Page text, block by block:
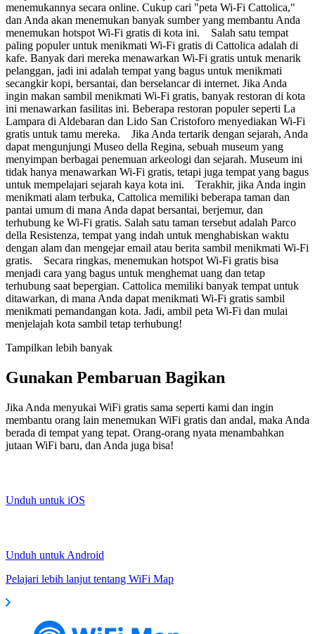
menemukannya secara online. Cukup cari "peta Wi-Fi Cattolica,"
dan Anda akan menemukan banyak sumber yang membantu Anda
menemukan hotspot Wi-Fi gratis di kota ini. Salah satu tempat
paling populer untuk menikmati Wi-Fi gratis di Cattolica adalah di
kafe. Banyak dari mereka menawarkan Wi-Fi gratis untuk menarik
pelanggan, jadi ini adalah tempat yang bagus untuk menikmati
secangkir kopi, bersantai, dan berselancar di internet. Jika Anda
ingin makan sambil menikmati Wi-Fi gratis, banyak restoran di kota
ini menawarkan fasilitas ini. Beberapa restoran populer seperti La
Lampara di Aldebaran dan Lido San Cristoforo menyediakan Wi-Fi
gratis untuk tamu mereka. Jika Anda tertarik dengan sejarah, Anda
dapat mengunjungi Museo della Regina, sebuah museum yang
menyimpan berbagai penemuan arkeologi dan sejarah. Museum ini
tidak hanya menawarkan Wi-Fi gratis, tetapi juga tempat yang bagus
untuk mempelajari sejarah kaya kota ini. Terakhir, jika Anda ingin
menikmati alam terbuka, Cattolica memiliki beberapa taman dan
pantai umum di mana Anda dapat bersantai, berjemur, dan
terhubung ke Wi-Fi gratis. Salah satu taman tersebut adalah Parco
della Resistenza, tempat yang indah untuk menghabiskan waktu
dengan alam dan mengejar email atau berita sambil menikmati Wi-Fi
gratis. Secara ringkas, menemukan hotspot Wi-Fi gratis bisa
menjadi cara yang bagus untuk menghemat uang dan tetap
terhubung saat bepergian. Cattolica memiliki banyak tempat untuk
ditawarkan, di mana Anda dapat menikmati Wi-Fi gratis sambil
menikmati pemandangan kota. Jadi, ambil peta Wi-Fi dan mulai
menjelajah kota sambil tetap terhubung!
Tampilkan lebih banyak
Gunakan Pembaruan Bagikan
Jika Anda menyukai WiFi gratis sama seperti kami dan ingin
membantu orang lain menemukan WiFi gratis dan andal, maka Anda
berada di tempat yang tepat. Orang-orang nyata menambahkan
jutaan WiFi baru, dan Anda juga bisa!
Unduh untuk iOS
Unduh untuk Android
Pelajari lebih lanjut tentang WiFi Map